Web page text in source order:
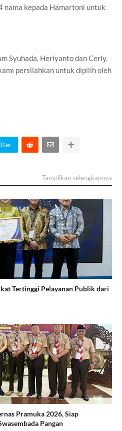
nama kepada Hamartoni untuk
Syuhada, Heriyanto dan Cerly.
persilahkan untuk dipilih oleh
Tampilkan selengkapnya
Tertinggi Pelayanan Publik dari
Pramuka 2026, Siap
Pangan